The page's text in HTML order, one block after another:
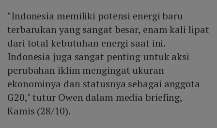
"Indonesia memiliki potensi energi baru
terbarukan yang sangat besar, enam kali lipat
dari total kebutuhan energi saat ini.
Indonesia juga sangat penting untuk aksi
perubahan iklim mengingat ukuran
ekonominya dan statusnya sebagai anggota
G20," tutur Owen dalam media briefing,
Kamis (28/10).